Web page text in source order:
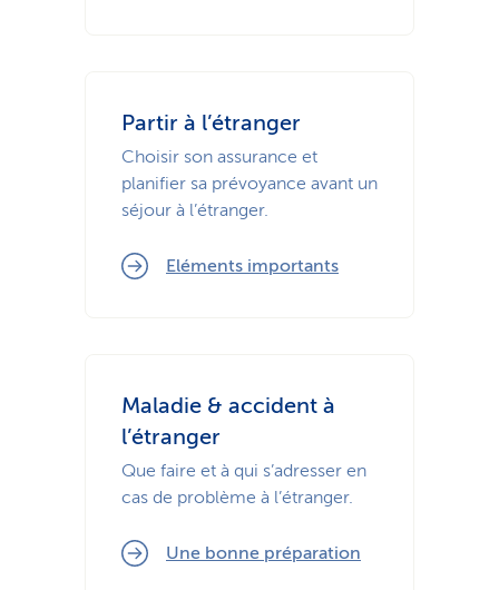
Partir à l’étranger
Choisir son assurance et
planifier sa prévoyance avant un
séjour à l’étranger.
Eléments importants
Maladie & accident à
l’étranger
Que faire et à qui s’adresser en
cas de problème à l’étranger.
Une bonne préparation